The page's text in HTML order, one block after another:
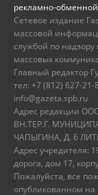
рекламно-
Сетевое издание
массовой
службой по
массовых
Главный редактор
тел: +7 (812) 627-
info@gazeta.spb.ru
Адрес редакции ООО
ВН.ТЕР.Г.
ЧАПЫГИНА, Д. 6
Адрес учредителя:
дорога, дом 17,
Пожалуйста, все
опубликованном на